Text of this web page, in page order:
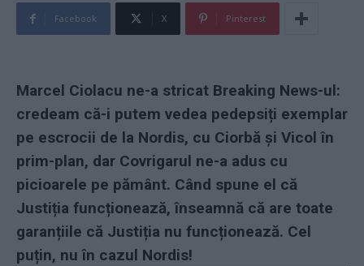
Facebook X Pinterest
Marcel Ciolacu ne-a stricat Breaking News-ul:
credeam că-i putem vedea pedepsiți exemplar
pe escrocii de la Nordis, cu Ciorbă și Vicol în
prim-plan, dar Covrigarul ne-a adus cu
picioarele pe pământ. Când spune el că
Justiția funcționează, înseamnă că are toate
garanțiile că Justiția nu funcționează. Cel
puțin, nu în cazul Nordis!